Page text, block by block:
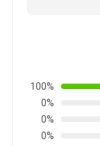
100%
0%
0%
0%